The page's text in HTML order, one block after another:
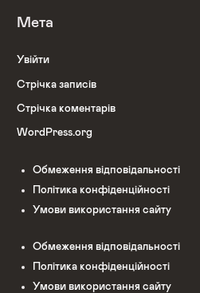
Мета
Увійти
Стрічка записів
Стрічка коментарів
WordPress.org
Обмеження відповідальності
Політика конфіденційності
Умови використання сайту
Обмеження відповідальності
Політика конфіденційності
Умови використання сайту